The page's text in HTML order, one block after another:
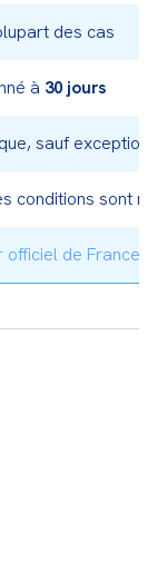
des cas
à 30 jours
sauf exceptions
conditions sont
officiel de France